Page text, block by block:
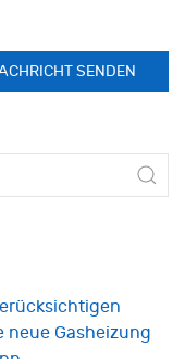
neue Gasheizung